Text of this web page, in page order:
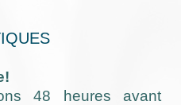
48 heures avant